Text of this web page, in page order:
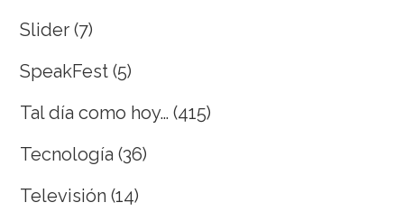
Slider (7)
SpeakFest (5)
Tal día como hoy… (415)
Tecnología (36)
Televisión (14)